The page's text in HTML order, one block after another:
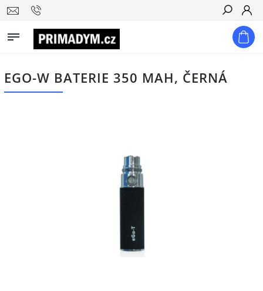
Hledat
EGO-W BATERIE 350 MAH, ČERNÁ